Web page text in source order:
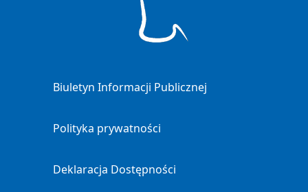
Biuletyn Informacji Publicznej
Polityka prywatności
Deklaracja Dostępności